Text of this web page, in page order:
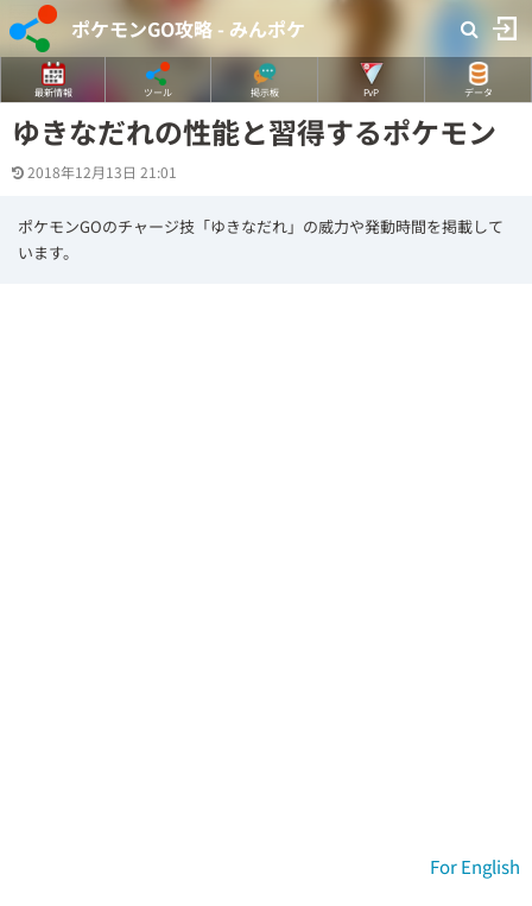
ポケモンGO攻略 - みんポケ
最新情報 ツール 掲示板 PvP データ
ゆきなだれの性能と習得するポケモン
2018年12月13日 21:01
ポケモンGOのチャージ技「ゆきなだれ」の威力や発動時間を掲載して
います。
For English